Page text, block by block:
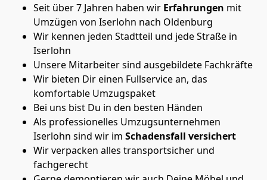
Seit über 7 Jahren haben wir Erfahrungen mit
Umzügen von Iserlohn nach Oldenburg
Wir kennen jeden Stadtteil und jede Straße in
Iserlohn
Unsere Mitarbeiter sind ausgebildete Fachkräfte
Wir bieten Dir einen Fullservice an, das
komfortable Umzugspaket
Bei uns bist Du in den besten Händen
Als professionelles Umzugsunternehmen
Iserlohn sind wir im Schadensfall versichert
Wir verpacken alles transportsicher und
fachgerecht